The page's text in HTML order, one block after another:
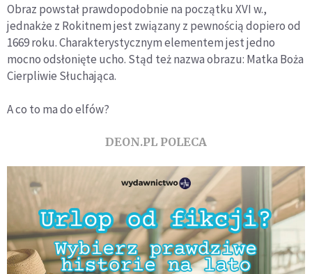
Obraz powstał prawdopodobnie na początku XVI w.,
jednakże z Rokitnem jest związany z pewnością dopiero od
1669 roku. Charakterystycznym elementem jest jedno
mocno odsłonięte ucho. Stąd też nazwa obrazu: Matka Boża
Cierpliwie Słuchająca.
A co to ma do elfów?
DEON.PL POLECA